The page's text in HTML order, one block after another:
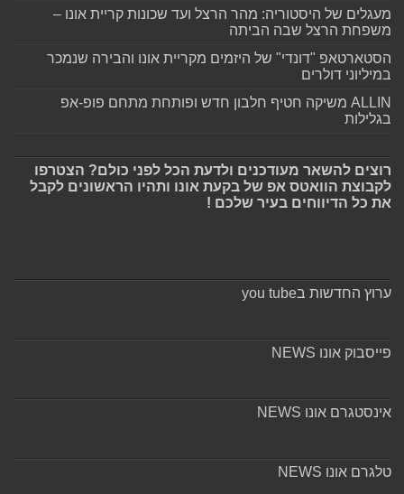
מעגלים של היסטוריה: מהר הרצל ועד שכונות קריית אונו –
משפחת הרצל שבה הביתה
הסטארטאפ "דונדי" של היזמים מקריית אונו והבירה שנמכר
במיליוני דולרים
ALLIN משיקה חטיף חלבון חדש ופותחת מתחם פופ-אפ
בגלילות
רוצים להשאר מעודכנים ולדעת הכל לפני כולם? הצטרפו
לקבוצת הוואטס אפ של בקעת אונו ותהיו הראשונים לקבל
את כל הדיווחים בעיר שלכם !
ערוץ החדשות בyou tube
פייסבוק אונו NEWS
אינסטגרם אונו NEWS
טלגרם אונו NEWS